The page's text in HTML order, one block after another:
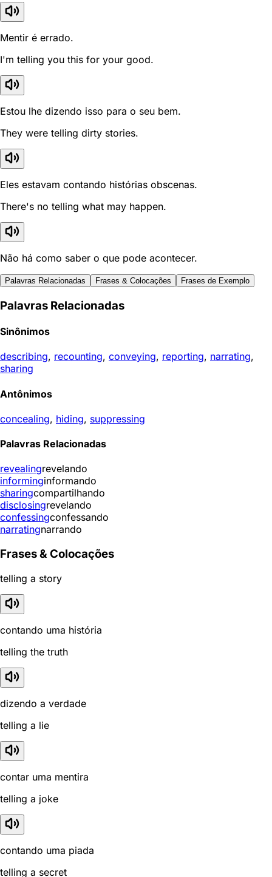
Mentir é errado.
I'm telling you this for your good.
Estou lhe dizendo isso para o seu bem.
They were telling dirty stories.
Eles estavam contando histórias obscenas.
There's no telling what may happen.
Não há como saber o que pode acontecer.
Palavras Relacionadas Frases & Colocações Frases de Exemplo
Palavras Relacionadas
Sinônimos
describing, recounting, conveying, reporting, narrating,
sharing
Antônimos
concealing, hiding, suppressing
Palavras Relacionadas
revealingrevelando
informinginformando
sharingcompartilhando
disclosingrevelando
confessingconfessando
narratingnarrando
Frases & Colocações
telling a story
contando uma história
telling the truth
dizendo a verdade
telling a lie
contar uma mentira
telling a joke
contando uma piada
telling a secret